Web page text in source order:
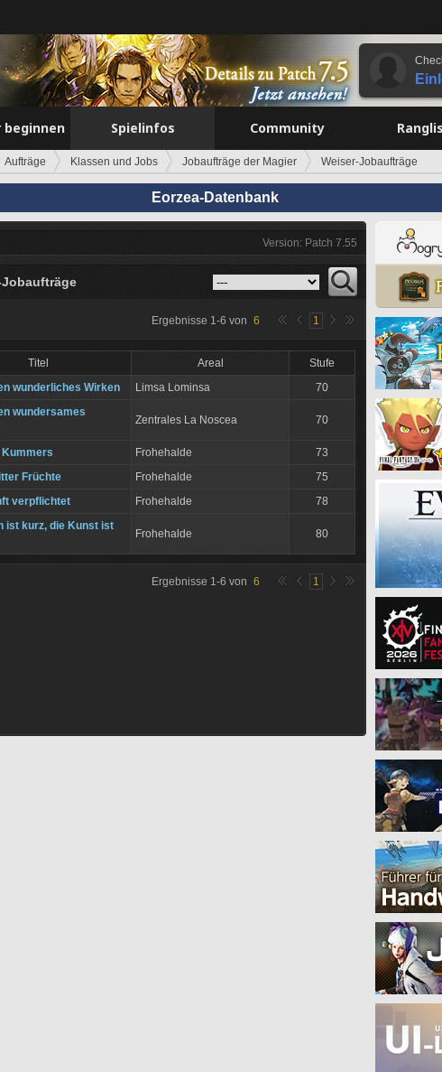
Spielinfos Community
Aufträge Klassen und Jobs Jobaufträge der Magier Weiser-Jobaufträge
Eorzea-Datenbank
Version: Patch 7.55
Jobaufträge
Ergebnisse 1-6 von 6 1
Titel Areal
Stufe
wunderliches Wirken
Limsa Lominsa
70
wundersames
Zentrales La Noscea 70
Kummers Frohehalde
73
Früchte
Frohehalde
75
verpflichtet
Frohehalde
78
ist kurz, die Kunst ist
Frohehalde 80
Ergebnisse 1-6 von 6 1